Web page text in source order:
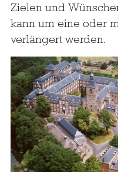
Zielen und
kann um eine oder
verlängert werden.